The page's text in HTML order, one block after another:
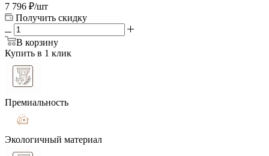
7 796 ₽/шт
Получить скидку
В корзину
Купить в 1 клик
Премиальность
Экологичный материал